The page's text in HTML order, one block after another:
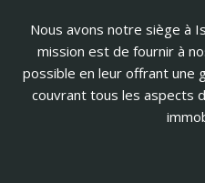
Nous avons notre siège à
mission est de fournir à
possible en leur offrant une
couvrant tous les aspects